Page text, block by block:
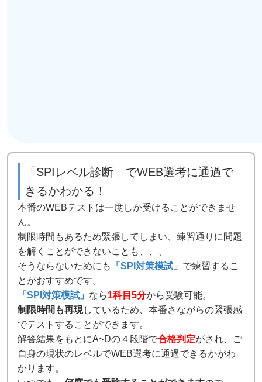
「SPIレベル診断」でWEB選考に通過で
きるかわかる！
本番のWEBテストは一度しか受けることができませ
ん。
制限時間もあるため緊張してしまい、練習通りに問題
を解くことができないことも、、、
そうならないためにも
「SPI対策模試」 で練習するこ
とがおすすめです。
「SPI対策模試」 なら1科目5分から受験可能。
制限時間も再現しているため、本番さながらの緊張感
でテストすることができます。
解答結果をもとにA~Dの４段階で合格判定がされ、ご
自身の現状のレベルでWEB選考に通過できるかがわ
かります。